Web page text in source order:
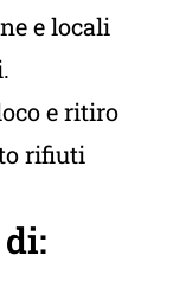
e locali
e ritiro
rifiuti